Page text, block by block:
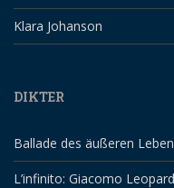
Klara Johanson
DIKTER
Ballade des äußeren
L’infinito: Giacomo